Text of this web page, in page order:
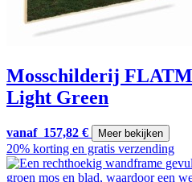
Mosschilderij
Light Green
vanaf 157,82 € Meer bekijken
20% korting en gratis verzending